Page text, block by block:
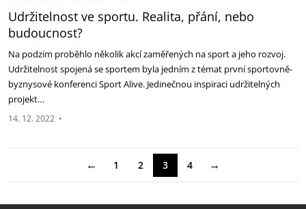
Udržitelnost ve sportu. Realita, přání, nebo
budoucnost?
Na podzim proběhlo několik akcí zaměřených na sport a jeho rozvoj.
Udržitelnost spojená se sportem byla jedním z témat první sportovně-
byznysové konferenci Sport Alive. Jedinečnou inspiraci udržitelných
projekt…
14. 12. 2022 •
← 1 2 3 4 →